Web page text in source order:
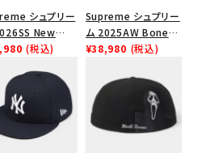
シュプリー
New
Yankees New
ンキース ニュー
キャップ ブラック
(税込)
Supreme シュプリー
ム 2025AW Bones
Football Jersey ボ
ジャージ ホワイト
¥38,980 (税込)